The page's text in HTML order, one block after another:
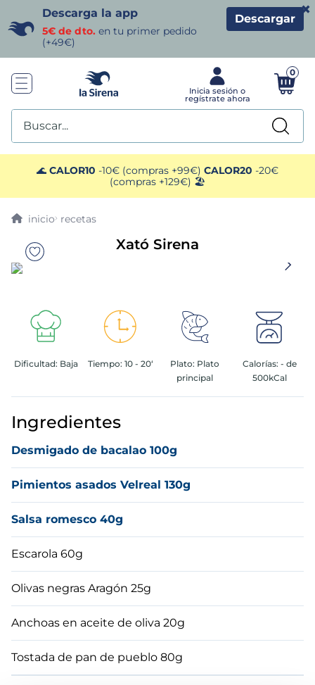
Descarga la app
5€ de dto. en tu primer pedido
(+49€)
Descargar
×
0
Buscar...
🌊 CALOR10 -10€ (compras +99€) CALOR20 -20€
(compras +129€) 🏖️
recetas
Xató Sirena
Dificultad: Baja Tiempo: 10 - 20‘ Plato: Plato
principal
Calorías: - de
500kCal
Ingredientes
Desmigado de bacalao 100g
Pimientos asados Velreal 130g
Salsa romesco 40g
Escarola 60g
Olivas negras Aragón 25g
Anchoas en aceite de oliva 20g
Tostada de pan de pueblo 80g
TÉRMINOS MÁS BUSCADOS
1. helados sirena
3.
verduras
croquetas
gambon
. listísimos